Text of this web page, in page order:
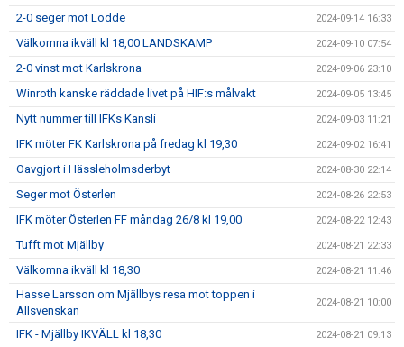
2-0 seger mot Lödde 2024-09-14 16:33
Välkomna ikväll kl 18,00 LANDSKAMP 2024-09-10 07:54
2-0 vinst mot Karlskrona 2024-09-06 23:10
Winroth kanske räddade livet på HIF:s målvakt 2024-09-05 13:45
Nytt nummer till IFKs Kansli 2024-09-03 11:21
IFK möter FK Karlskrona på fredag kl 19,30 2024-09-02 16:41
Oavgjort i Hässleholmsderbyt 2024-08-30 22:14
Seger mot Österlen 2024-08-26 22:53
IFK möter Österlen FF måndag 26/8 kl 19,00 2024-08-22 12:43
Tufft mot Mjällby 2024-08-21 22:33
Välkomna ikväll kl 18,30 2024-08-21 11:46
Hasse Larsson om Mjällbys resa mot toppen i
Allsvenskan
2024-08-21 10:00
IFK - Mjällby IKVÄLL kl 18,30 2024-08-21 09:13